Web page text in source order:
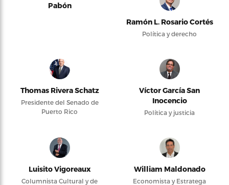
Pabón
Ramón L. Rosario Cortés
Política y derecho
Thomas Rivera Schatz
Presidente del Senado de
Puerto Rico
Víctor García San
Inocencio
Política y justicia
Luisito Vigoreaux
Columnista Cultural y de
William Maldonado
Economista y Estratega